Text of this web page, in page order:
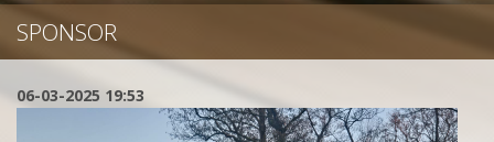
SPONSOR
06-03-2025 19:53